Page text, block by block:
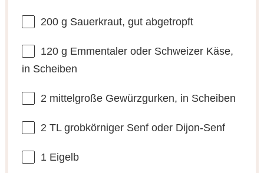
200 g Sauerkraut, gut abgetropft
120 g Emmentaler oder Schweizer Käse,
in Scheiben
2 mittelgroße Gewürzgurken, in Scheiben
2 TL grobkörniger Senf oder Dijon-Senf
1Eigelb